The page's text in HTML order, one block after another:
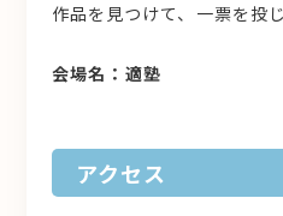
作品を見つけて、一票を投
会場名： 適塾
アクセス